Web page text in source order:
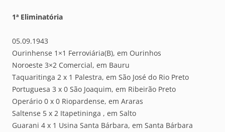
1ª Eliminatória
05.09.1943
Ourinhense 1×1 Ferroviária(B), em Ourinhos
Noroeste 3×2 Comercial, em Bauru
Taquaritinga 2 x 1 Palestra, em São José do Rio Preto
Portuguesa 3 x 0 São Joaquim, em Ribeirão Preto
Operário 0 x 0 Riopardense, em Araras
Saltense 5 x 2 Itapetininga , em Salto
Guarani 4 x 1 Usina Santa Bárbara, em Santa Bárbara